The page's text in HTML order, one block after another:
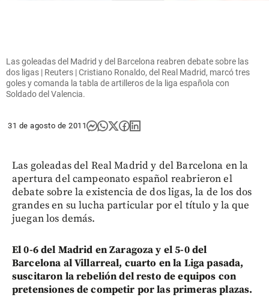
Las goleadas del Madrid y del Barcelona reabren debate sobre las
dos ligas | Reuters | Cristiano Ronaldo, del Real Madrid, marcó tres
goles y comanda la tabla de artilleros de la liga española con
Soldado del Valencia.
31 de agosto de 2011
Las goleadas del Real Madrid y del Barcelona en la
apertura del campeonato español reabrieron el
debate sobre la existencia de dos ligas, la de los dos
grandes en su lucha particular por el título y la que
juegan los demás.
El 0-6 del Madrid en Zaragoza y el 5-0 del
Barcelona al Villarreal, cuarto en la Liga pasada,
suscitaron la rebelión del resto de equipos con
pretensiones de competir por las primeras plazas.